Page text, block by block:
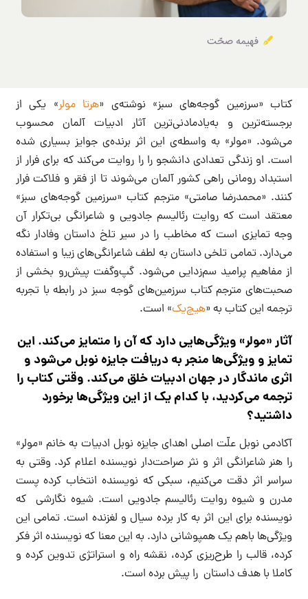
فهیمه صحّت
کتاب «سرزمین گوجه‌های سبز» نوشته‌ی «هرتا مولر» یکی از
برجسته‌ترین و به‌یادمادنی‌ترین آثار ادبیات آلمان محسوب
می‌شود. «مولر» به واسطه‌ی این اثر برنده‌ی جوایز بسیاری شده
است. او زندگی تعدادی دانشجو را را روایت می‌کند که برای فرار از
استبداد رومانی راهی کشور آلمان می‌شوند تا از فقر و فلاکت فرار
کنند. «محمدرضا صامتی» مترجم کتاب «سرزمین گوجه‌های سبز»
معتقد است که روایت رئالیسم جادویی و شاعرانگی بی‌تکرار آن
وجه تمایزی است که مخاطب را در سیر تلخ داستان وفادار نگه
می‌دارد. تمامی تلخی داستان به لطف شاعرانگی‌های زیبا و استفاده
از مفاهیم پرامید سم‌زدایی می‌شود. گپ‌و‌گفت پیش‌رو بخشی از
صحبت‌های مترجم کتاب سرزمین‌های گوجه سبز در رابطه با تجربه
ترجمه این کتاب به «هیچ‌یک» است.
آثار «مولر» ویژ‌گی‌هایی دارد که آن را متمایز می‌کند. این
تمایز و ویژگی‌ها منجر به دریافت جایزه نوبل می‌شود و
اثری ماندگار در جهان ادبیات خلق می‌کند. وقتی کتاب را
ترجمه می‌کردید، با کدام یک از این ویژگی‌ها برخورد
داشتید؟
آکادمی نوبل علّت اصلی اهدای جایزه نوبل ادبیات به خانم «مولر»
را هنر شاعرانگی اثر و نثر صراحت‌دار نویسنده اعلام کرد. وقتی به
سراسر اثر دقت می‌کنیم، سبکی که نویسنده انتخاب کرده پست
مدرن و شیوه روایت رئالیسم جادویی است. شیوه نگارشی که
نویسنده برای این اثر به کار برده سیال و لغزنده است. تمامی این
ویژگی‌ها باهم یک همپوشانی دارد. به این معنا که نویسنده اثر فکر
کرده، قالب را طرح‌ریزی کرده، نقشه راه و استراتژی تدوین کرده و
کاملا با هدف داستان را پیش برده است.